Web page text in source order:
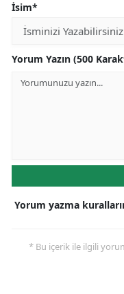
İsim*
Yorum Yazın (500
Yorum yazma
* Bu içerik ile ilgili